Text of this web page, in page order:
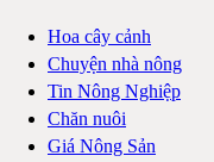
Hoa cây cảnh
Chuyện nhà nông
Tin Nông Nghiệp
Chăn nuôi
Giá Nông Sản